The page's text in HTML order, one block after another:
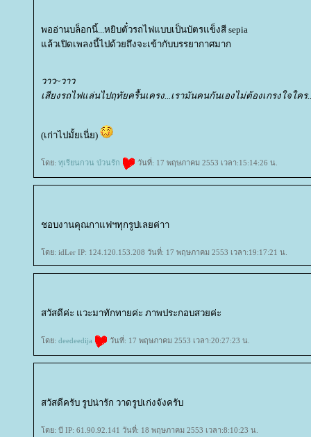
พออ่านบล็อกนี้...หยิบตั๋วรถไฟแบบเป็นบัตรแข็งสี sepia
ล้วเปิดเพลงนี้ไปด้วยถึงจะเข้ากับบรรยากาศมาก
วาว~วาว
เสียงรถไฟแล่นไปฤทัยครื้นเครง...เรามันคนกันเองไม่ต้องเกรงใจใคร
(เก่าไปมั้ยเนี่ย)
ดย: ทุเรียนกวน ป่วนรัก วันที่: 17 พฤษภาคม 2553 เวลา:15:14:26 น.
ชอบงานคุณกาแฟฯทุกรูปเลยค่าา
ดย: idLer IP: 124.120.153.208 วันที่: 17 พฤษภาคม 2553 เวลา:19:17:21 น.
สวัสดีค่ะ แวะมาทักทายค่ะ ภาพประกอบสวยค่ะ
ดย: deedeedija วันที่: 17 พฤษภาคม 2553 เวลา:20:27:23 น.
สวัสดีครับ รูปน่ารัก วาดรูปเก่งจังครับ
ดย: บี IP: 61.90.92.141 วันที่: 18 พฤษภาคม 2553 เวลา:8:10:23 น.